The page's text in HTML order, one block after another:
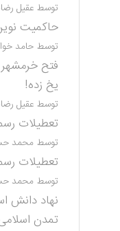
توسط عقیل
حاکمیت
توسط حامد
فتح
یخ زده!
توسط عقیل
تعطیلات
توسط محمد
تعطیلات
توسط محمد
نهاد دانش
تمدن